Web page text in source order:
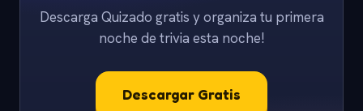
Descarga Quizado gratis y organiza tu primera
noche de trivia esta noche!
Descargar Gratis